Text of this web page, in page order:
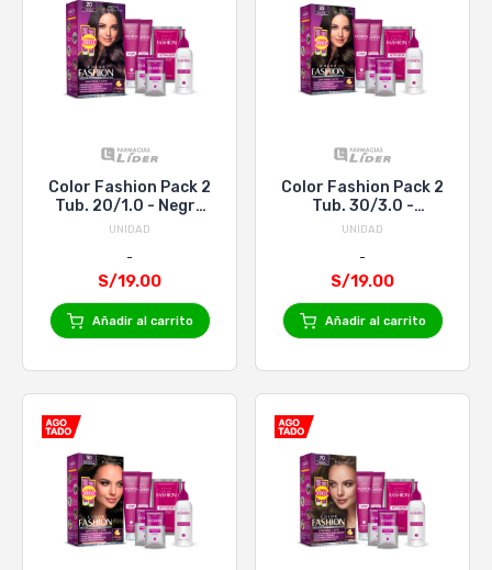
Color Fashion Pack 2
Tub. 20/1.0 - Negro
Natural
UNIDAD
S/19.00
Añadir al carrito
Color Fashion Pack 2
Tub. 30/3.0 -
Castaño Oscuro
UNIDAD
S/19.00
Añadir al carrito